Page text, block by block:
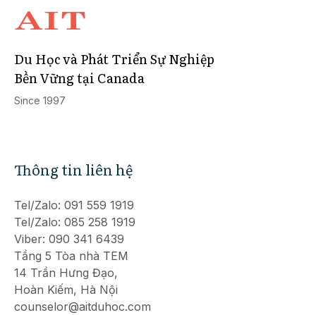
Du Học và Phát Triển Sự Nghiệp
Bền Vững tại Canada
Since 1997
Thông tin liên hệ
Tel/Zalo: 091 559 1919
Tel/Zalo: 085 258 1919
Viber: 090 341 6439
Tầng 5 Tòa nhà TEM
14 Trần Hưng Đạo,
Hoàn Kiếm, Hà Nội
counselor@aitduhoc.com